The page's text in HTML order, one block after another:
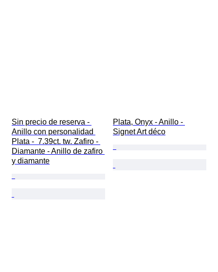
Sin precio de reserva -
Anillo con personalidad
Plata -  7.39ct. tw. Zafiro -
Diamante - Anillo de zafiro
y diamante
Plata, Onyx - Anillo -
Signet Art déco